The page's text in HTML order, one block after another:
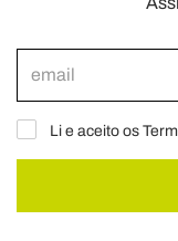
Li e aceito os